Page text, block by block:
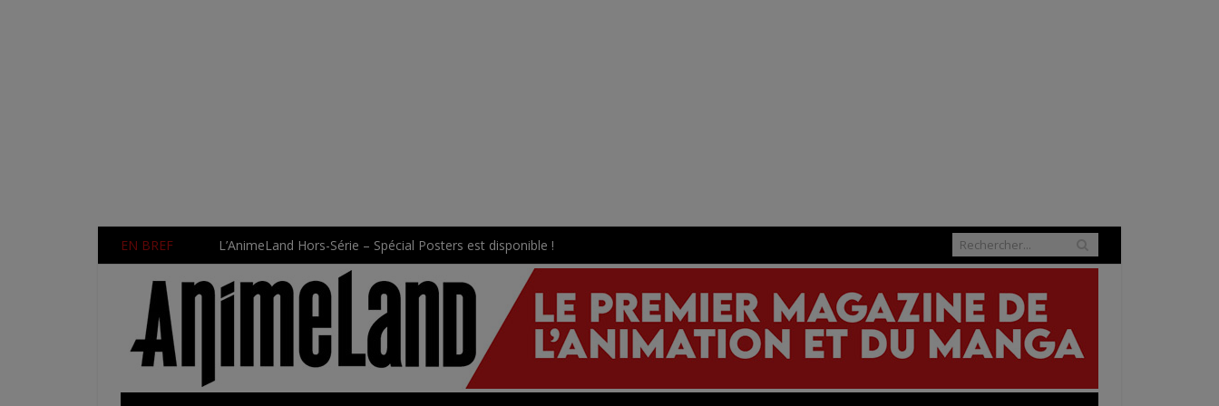
EN BREF L’AnimeLand Hors-Série – Spécial Posters est disponible !